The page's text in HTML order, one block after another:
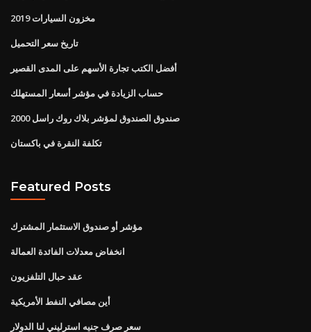
مخزون السيارات 2019
تاريخ سعر التحميل
أفضل الكتب تجارة الأسهم على المدى القصير
حساب الزيادة في مؤشر أسعار المستهلك
صندوق الصندوق لمؤشر بلاك روك راسل 2000
تكلفة النقرة في باكستان
Featured Posts
مؤشر أو صندوق الاستثمار المشترك
انخفاض معدلات الفائدة العمالة
عقد حبال التلفزيون
أين مصافي النفط الأمريكية
سعر صرف جنيه استرليني لنا الدولار